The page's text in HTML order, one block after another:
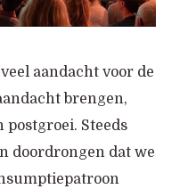
aandacht voor de
brengen,
postgroei. Steeds
doordrongen dat we